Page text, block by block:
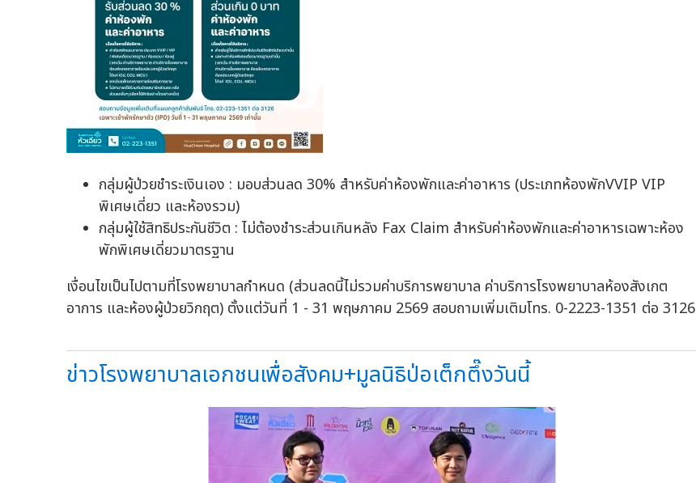
กลุ่มผู้ป่วยชำระเงินเอง : มอบส่วนลด 30% สำหรับค่าห้องพักและค่าอาหาร (ประเภทห้องพักVVIP VIP
พิเศษเดี่ยว และห้องรวม)
กลุ่มผู้ใช้สิทธิประกันชีวิต : ไม่ต้องชำระส่วนเกินหลัง Fax Claim สำหรับค่าห้องพักและค่าอาหารเฉพาะห้อง
พักพิเศษเดี่ยวมาตรฐาน
เงื่อนไขเป็นไปตามที่โรงพยาบาลกำหนด (ส่วนลดนี้ไม่รวมค่าบริการพยาบาล ค่าบริการโรงพยาบาลห้องสังเกต
อาการ และห้องผู้ป่วยวิกฤต) ตั้งแต่วันที่ 1 - 31 พฤษภาคม 2569 สอบถามเพิ่มเติมโทร. 0-2223-1351 ต่อ 3126
ข่าวโรงพยาบาลเอกชนเพื่อสังคม+มูลนิธิป่อเต็กตึ๊งวันนี้